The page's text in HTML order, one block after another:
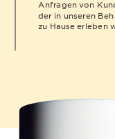
Anfragen von
der in unseren
zu Hause erleben